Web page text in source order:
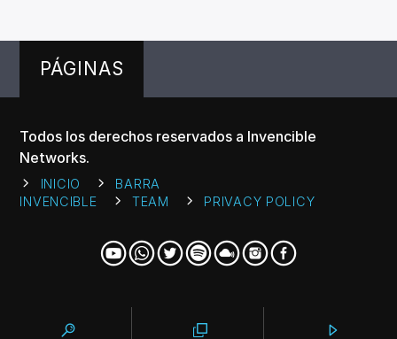
PÁGINAS
Todos los derechos reservados a Invencible
Networks.
INICIO
BARRA
INVENCIBLE
TEAM PRIVACY POLICY